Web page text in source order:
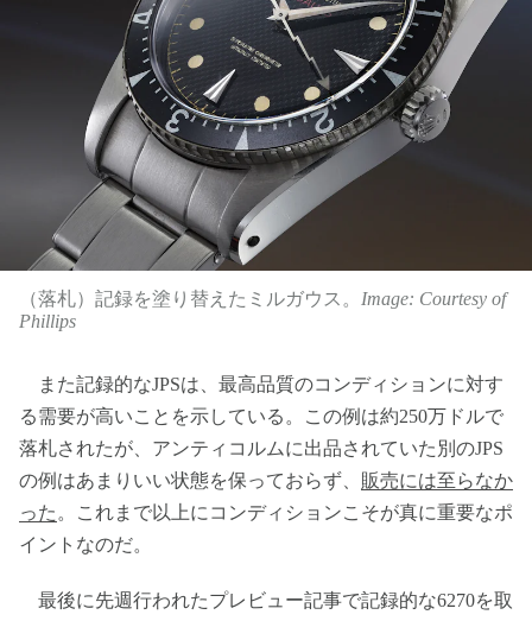
（落札）記録を塗り替えたミルガウス。 Image: Courtesy of
Phillips
また記録的なJPSは、最高品質のコンディションに対す
る需要が高いことを示している。この例は約250万ドルで
落札されたが、アンティコルムに出品されていた別のJPS
の例はあまりいい状態を保っておらず、 販売には至らなか
った 。これまで以上にコンディションこそが真に重要なポ
イントなのだ。
最後に先週行われたプレビュー記事で記録的な6270を取